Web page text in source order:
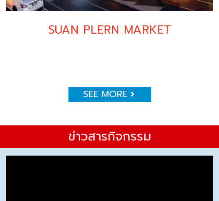
SUAN PLERN MARKET
SEE MORE
ข่าวสารกิจกรรม